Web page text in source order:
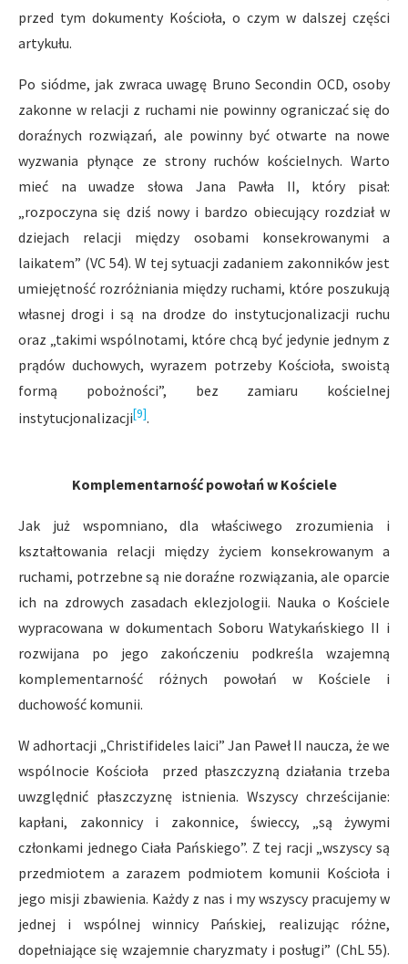
przed tym dokumenty Kościoła, o czym w dalszej części
artykułu.
Po siódme, jak zwraca uwagę Bruno Secondin OCD, osoby
zakonne w relacji z ruchami nie powinny ograniczać się do
doraźnych rozwiązań, ale powinny być otwarte na nowe
wyzwania płynące ze strony ruchów kościelnych. Warto
mieć na uwadze słowa Jana Pawła II, który pisał:
„rozpoczyna się dziś nowy i bardzo obiecujący rozdział w
dziejach relacji między osobami konsekrowanymi a
laikatem” (VC 54). W tej sytuacji zadaniem zakonników jest
umiejętność rozróżniania między ruchami, które poszukują
własnej drogi i są na drodze do instytucjonalizacji ruchu
oraz „takimi wspólnotami, które chcą być jedynie jednym z
prądów duchowych, wyrazem potrzeby Kościoła, swoistą
formą pobożności”, bez zamiaru kościelnej
instytucjonalizacji[9].
Komplementarność powołań w Kościele
Jak już wspomniano, dla właściwego zrozumienia i
kształtowania relacji między życiem konsekrowanym a
ruchami, potrzebne są nie doraźne rozwiązania, ale oparcie
ich na zdrowych zasadach eklezjologii. Nauka o Kościele
wypracowana w dokumentach Soboru Watykańskiego II i
rozwijana po jego zakończeniu podkreśla wzajemną
komplementarność różnych powołań w Kościele i
duchowość komunii.
W adhortacji „Christifideles laici” Jan Paweł II naucza, że we
wspólnocie Kościoła przed płaszczyzną działania trzeba
uwzględnić płaszczyznę istnienia. Wszyscy chrześcijanie:
kapłani, zakonnicy i zakonnice, świeccy, „są żywymi
członkami jednego Ciała Pańskiego”. Z tej racji „wszyscy są
przedmiotem a zarazem podmiotem komunii Kościoła i
jego misji zbawienia. Każdy z nas i my wszyscy pracujemy w
jednej i wspólnej winnicy Pańskiej, realizując różne,
dopełniające się wzajemnie charyzmaty i posługi” (ChL 55).